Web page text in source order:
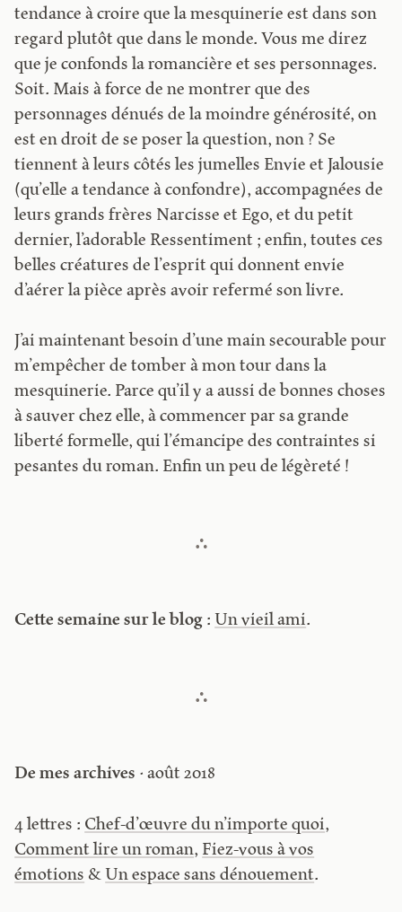
tendance à croire que la mesquinerie est dans son
regard plutôt que dans le monde. Vous me direz
que je confonds la romancière et ses personnages.
Soit. Mais à force de ne montrer que des
personnages dénués de la moindre générosité, on
est en droit de se poser la question, non ? Se
tiennent à leurs côtés les jumelles Envie et Jalousie
(qu’elle a tendance à confondre), accompagnées de
leurs grands frères Narcisse et Ego, et du petit
dernier, l’adorable Ressentiment ; enfin, toutes ces
belles créatures de l’esprit qui donnent envie
d’aérer la pièce après avoir refermé son livre.
J’ai maintenant besoin d’une main secourable pour
m’empêcher de tomber à mon tour dans la
mesquinerie. Parce qu’il y a aussi de bonnes choses
à sauver chez elle, à commencer par sa grande
liberté formelle, qui l’émancipe des contraintes si
pesantes du roman. Enfin un peu de légèreté !
Cette semaine sur le blog : Un vieil ami.
De mes archives · août 2018
4 lettres : Chef-d’œuvre du n’importe quoi,
Comment lire un roman, Fiez-vous à vos
émotions & Un espace sans dénouement.